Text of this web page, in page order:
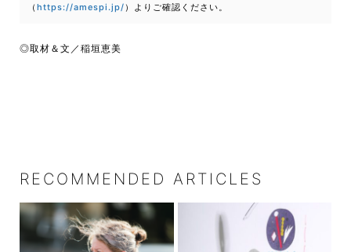
（https://amespi.jp/）よりご確認ください。
◎取材＆文／稲垣恵美
RECOMMENDED ARTICLES